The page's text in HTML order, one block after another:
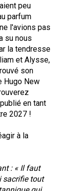
peu
parfum
l'avions pas
su nous
la tendresse
et Alysse,
son
Hugo New
en tant
2027 !
à la
: « Il faut
sacrifie tout